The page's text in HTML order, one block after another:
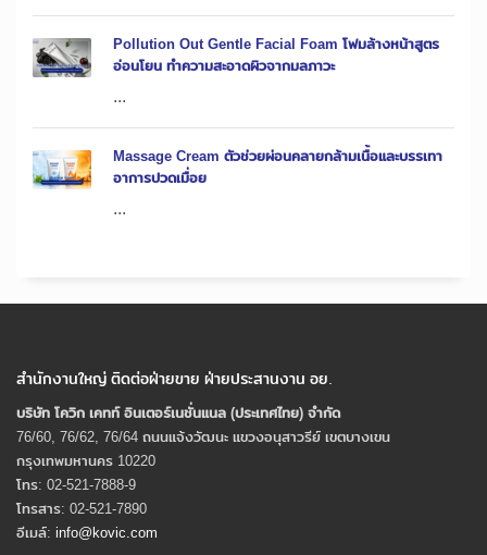
Pollution Out Gentle Facial Foam โฟมล้างหน้าสูตร
อ่อนโยน ทำความสะอาดผิวจากมลภาวะ
...
Massage Cream ตัวช่วยผ่อนคลายกล้ามเนื้อและบรรเทา
อาการปวดเมื่อย
...
สำนักงานใหญ่ ติดต่อฝ่ายขาย ฝ่ายประสานงาน อย.
บริษัท โควิก เคทท์ อินเตอร์เนชั่นแนล (ประเทศไทย) จํากัด
76/60, 76/62, 76/64 ถนนแจ้งวัฒนะ แขวงอนุสาวรีย์ เขตบางเขน
กรุงเทพมหานคร 10220
โทร: 02-521-7888-9
โทรสาร: 02-521-7890
อีเมล์: info@kovic.com